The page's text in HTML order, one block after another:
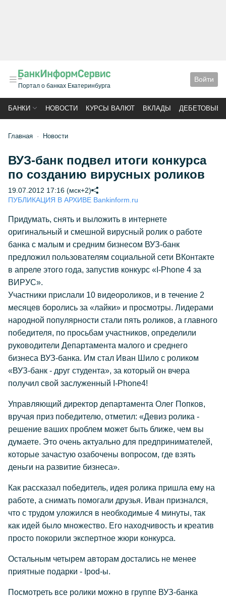
Портал о банках Екатеринбурга
Войти
БАНКИ НОВОСТИ КУРСЫ ВАЛЮТ ВКЛАДЫ ДЕБЕТОВЫЕ
Главная Новости
ВУЗ-банк подвел итоги конкурса
по созданию вирусных роликов
19.07.2012 17:16 (мск+2)
ПУБЛИКАЦИЯ В АРХИВЕ Bankinform.ru
Придумать, снять и выложить в интернете
оригинальный и смешной вирусный ролик о работе
банка с малым и средним бизнесом ВУЗ-банк
предложил пользователям социальной сети ВКонтакте
в апреле этого года, запустив конкурс «I-Phone 4 за
ВИРУС».
Участники прислали 10 видеороликов, и в течение 2
месяцев боролись за «лайки» и просмотры. Лидерами
народной популярности стали пять роликов, а главного
победителя, по просьбам участников, определили
руководители Департамента малого и среднего
бизнеса ВУЗ-банка. Им стал Иван Шило с роликом
«ВУЗ-банк - друг студента», за который он вчера
получил свой заслуженный I-Phone4!
Управляющий директор департамента Олег Попков,
вручая приз победителю, отметил: «Девиз ролика -
решение ваших проблем может быть ближе, чем вы
думаете. Это очень актуально для предпринимателей,
которые зачастую озабочены вопросом, где взять
деньги на развитие бизнеса».
Как рассказал победитель, идея ролика пришла ему на
работе, а снимать помогали друзья. Иван признался,
что с трудом уложился в необходимые 4 минуты, так
как идей было множество. Его находчивость и креатив
просто покорили экспертное жюри конкурса.
Остальным четырем авторам достались не менее
приятные подарки - Ipod-ы.
Посмотреть все ролики можно в группе ВУЗ-банка